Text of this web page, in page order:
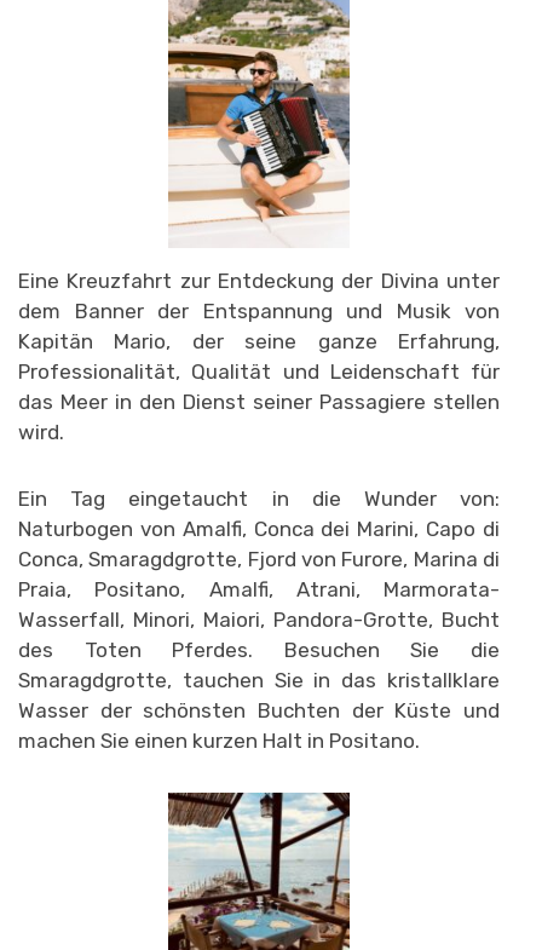
Eine Kreuzfahrt zur Entdeckung der Divina unter
dem Banner der Entspannung und Musik von
Kapitän Mario, der seine ganze Erfahrung,
Professionalität, Qualität und Leidenschaft für
das Meer in den Dienst seiner Passagiere stellen
wird.
Ein Tag eingetaucht in die Wunder von:
Naturbogen von Amalfi, Conca dei Marini, Capo di
Conca, Smaragdgrotte, Fjord von Furore, Marina di
Praia, Positano, Amalfi, Atrani, Marmorata-
Wasserfall, Minori, Maiori, Pandora-Grotte, Bucht
des Toten Pferdes. Besuchen Sie die
Smaragdgrotte, tauchen Sie in das kristallklare
Wasser der schönsten Buchten der Küste und
machen Sie einen kurzen Halt in Positano.